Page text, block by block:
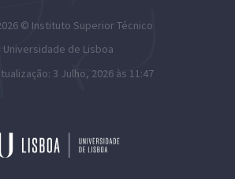
© Instituto Superior Técnico
Universidade de Lisboa
3 Julho, 2026 às 11:47